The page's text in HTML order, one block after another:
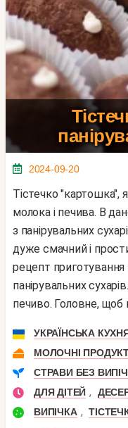
2024-09-20
Тістечко "картошка", як правило, готують із згущеного
молока і печива. В
з панірувальних
дуже смачний і
рецепт приготування
панірувальних
печиво. Головне, щоб
УКРАЇНСЬКА
МОЛОЧНІ
СТРАВИ БЕЗ
ДЛЯ ДІТЕЙ ,
ВИПІЧКА ,